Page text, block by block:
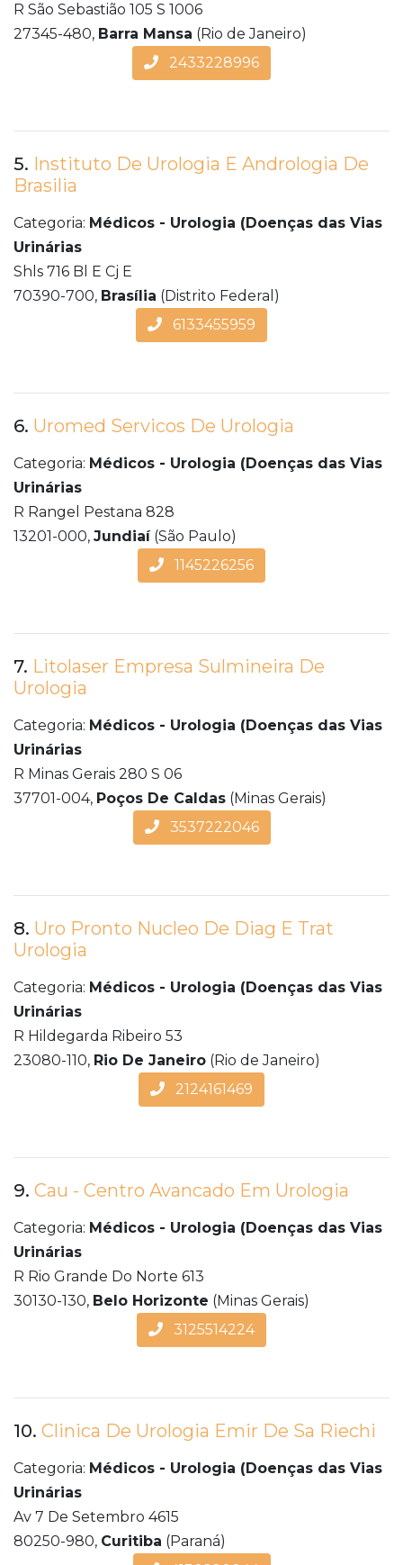
R São Sebastião 105 S 1006
27345-480, Barra Mansa (Rio de Janeiro)
2433228996
5. Instituto De Urologia E Andrologia De
Brasilia
Categoria: Médicos - Urologia (Doenças das Vias
Urinárias
Shls 716 Bl E Cj E
70390-700, Brasília (Distrito Federal)
6133455959
6. Uromed Servicos De Urologia
Categoria: Médicos - Urologia (Doenças das Vias
Urinárias
R Rangel Pestana 828
13201-000, Jundiaí(São Paulo)
1145226256
7. Litolaser Empresa Sulmineira De
Urologia
Categoria: Médicos - Urologia (Doenças das Vias
Urinárias
R Minas Gerais 280 S 06
37701-004, Poços De Caldas (Minas Gerais)
3537222046
8. Uro Pronto Nucleo De Diag E Trat
Urologia
Categoria: Médicos - Urologia (Doenças das Vias
Urinárias
R Hildegarda Ribeiro 53
23080-110, Rio De Janeiro (Rio de Janeiro)
2124161469
9. Cau - Centro Avancado Em Urologia
Categoria: Médicos - Urologia (Doenças das Vias
Urinárias
R Rio Grande Do Norte 613
30130-130, Belo Horizonte (Minas Gerais)
3125514224
10. Clinica De Urologia Emir De Sa Riechi
Categoria: Médicos - Urologia (Doenças das Vias
Urinárias
Av 7 De Setembro 4615
80250-980, Curitiba (Paraná)